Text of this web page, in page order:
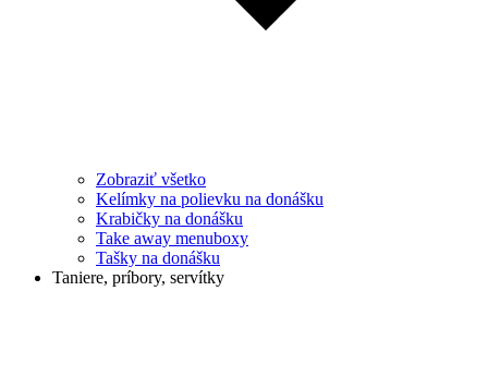
Zobraziť všetko
Kelímky na polievku na donášku
Krabičky na donášku
Take away menuboxy
Tašky na donášku
Taniere, príbory, servítky